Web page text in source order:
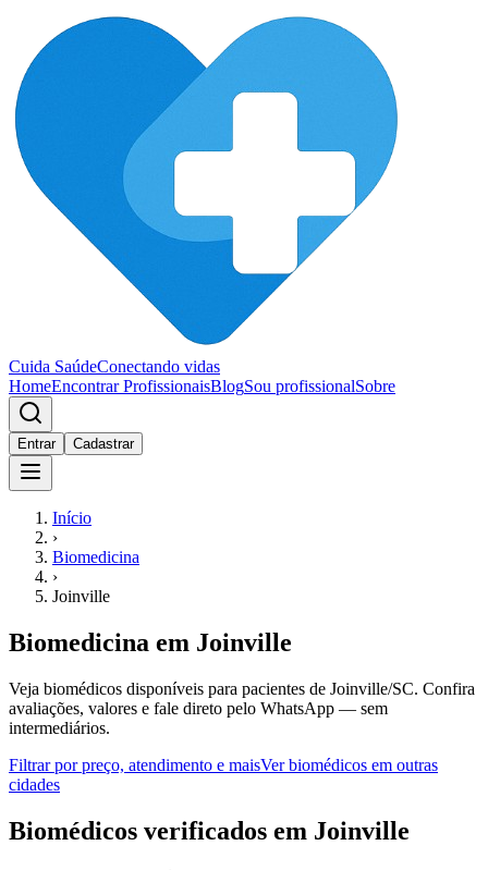
Cuida SaúdeConectando vidas
HomeEncontrar ProfissionaisBlogSou profissionalSobre
Entrar Cadastrar
Início
›
Biomedicina
›
Joinville
Biomedicina em Joinville
Veja biomédicos disponíveis para pacientes de Joinville/SC. Confira
avaliações, valores e fale direto pelo WhatsApp — sem
intermediários.
Filtrar por preço, atendimento e maisVerbiomédicos em outras
cidades
Biomédicos verificados em Joinville